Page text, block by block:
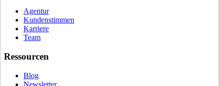
Agentur
Kundenstimmen
Karriere
Team
Ressourcen
Blog
Newsletter